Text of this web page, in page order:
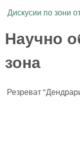
You are here
Дискусии по зони
Научно
зона
Резреват